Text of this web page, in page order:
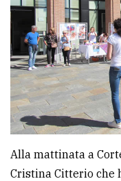
Alla mattinata a
Cristina Citterio che